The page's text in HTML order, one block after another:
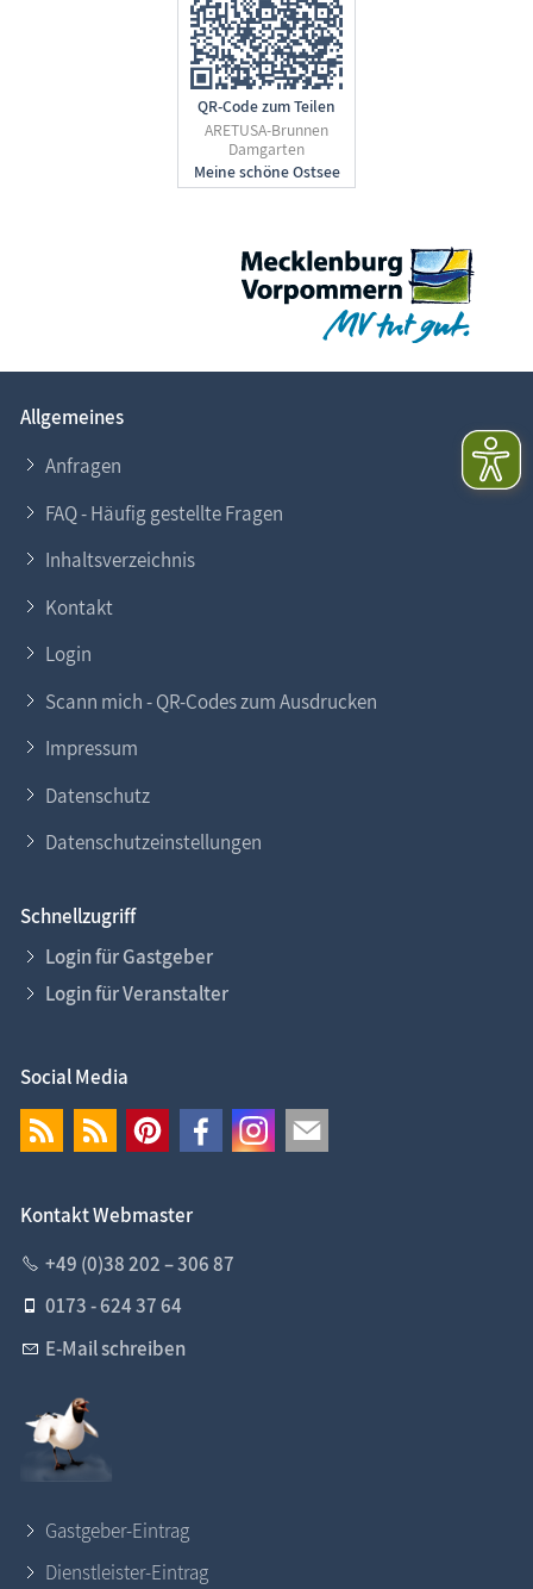
QR-Code zum Teilen
ARETUSA-Brunnen
Damgarten
Allgemeines
Anfragen
FAQ - Häufig gestellte Fragen
Inhaltsverzeichnis
Kontakt
Login
Scann mich - QR-Codes zum Ausdrucken
Impressum
Datenschutz
Datenschutzeinstellungen
Schnellzugriff
Login für Gastgeber
Login für Veranstalter
Social Media
Kontakt Webmaster
+49 (0)38 202 – 306 87
0173 - 624 37 64
E-Mail schreiben
Gastgeber-Eintrag
Dienstleister-Eintrag